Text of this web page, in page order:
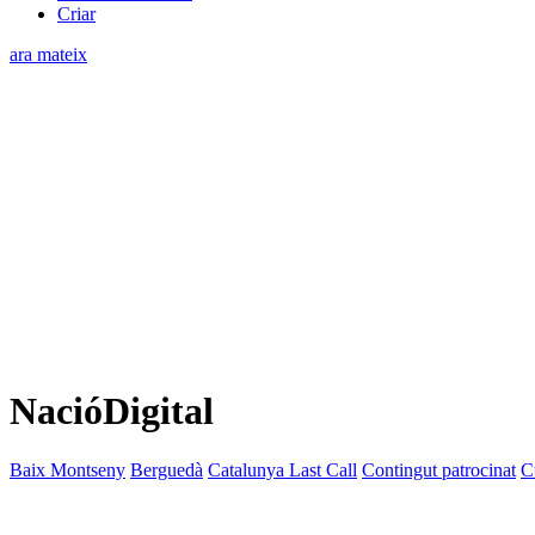
Criar
ara mateix
NacióDigital
Baix Montseny Berguedà Catalunya Last Call Contingut patrocinat